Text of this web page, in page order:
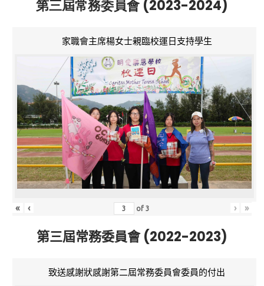
第三屆常務委員會 (2023-2024)
家職會主席楊女士親臨校運日支持學生
« ‹ of3 › »
第三屆常務委員會 (2022-2023)
致送感謝狀感謝第二屆常務委員會委員的付出